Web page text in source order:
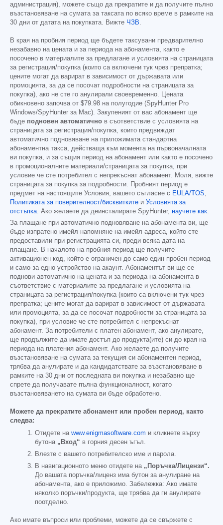
администрация), можете също да прекратите и да получите пълно
възстановяване на сумата за таксата по всяко време в рамките на
30 дни от датата на покупката. Вижте ЧЗВ.
В края на пробния период ще бъдете таксувани предварително
незабавно на цената и за периода на абонамента, както е
посочено в материалите за предлагане и условията на страницата
за регистрация/покупка (които са включени тук чрез препратка;
цените могат да варират в зависимост от държавата или
промоцията, за да се посочат подробности на страницата за
покупка), ако не сте го анулирали своевременно. Цената
обикновено започва от $79.98 на полугодие (SpyHunter Pro
Windows/SpyHunter за Mac). Закупеният от вас абонамент ще
бъде подновен автоматично в съответствие с условията на
страницата за регистрация/покупка, които предвиждат
автоматично подновяване на приложимата стандартна
абонаментна такса, действаща към момента на първоначалната
ви покупка, и за същия период на абонамент или както е посочено
в промоционалните материали/страницата за покупка, при
условие че сте потребител с непрекъснат абонамент. Моля, вижте
страницата за покупка за подробности. Пробният период е
предмет на настоящите Условия, вашето съгласие с EULA/TOS,
Политиката за поверителност/бисквитките и Условията за
отстъпка. Ако желаете да деинсталирате SpyHunter, научете как.
За плащане при автоматично подновяване на абонамента ви, ще
бъде изпратено имейл напомняне на имейл адреса, който сте
предоставили при регистрацията си, преди всяка дата на
плащане. В началото на пробния период ще получите
активационен код, който е ограничен до само един пробен период
и само за едно устройство на акаунт. Абонаментът ви ще се
поднови автоматично на цената и за периода на абонамента в
съответствие с материалите за предлагане и условията на
страницата за регистрация/покупка (които са включени тук чрез
препратка; цените могат да варират в зависимост от държавата
или промоцията, за да се посочат подробности за страницата за
покупка), при условие че сте потребител с непрекъснат
абонамент. За потребители с платен абонамент, ако анулирате,
ще продължите да имате достъп до продукта(ите) си до края на
периода на платения абонамент. Ако желаете да получите
възстановяване на сумата за текущия си абонаментен период,
трябва да анулирате и да кандидатствате за възстановяване в
рамките на 30 дни от последната ви покупка и незабавно ще
спрете да получавате пълна функционалност, когато
възстановяването на сумата ви бъде обработено.
Можете да прекратите абонамент или пробен период, както
следва:
Отидете на www.enigmasoftware.com и кликнете върху
бутона „Вход“ в горния десен ъгъл.
Влезте с вашето потребителско име и парола.
В навигационното меню отидете на „Поръчка/Лицензи“.
До вашата поръчка/лиценз има бутон за анулиране на
абонамента, ако е приложимо. Забележка: Ако имате
няколко поръчки/продукта, ще трябва да ги анулирате
поотделно.
Ако имате въпроси или проблеми, можете да се свържете с